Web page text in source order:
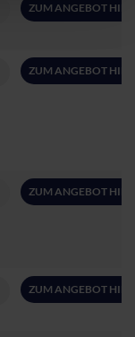
ZUM ANGEBOT
ZUM ANGEBOT
ZUM ANGEBOT
ZUM ANGEBOT